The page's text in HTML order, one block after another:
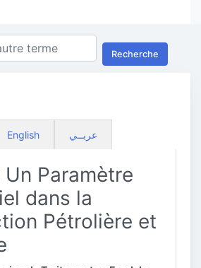
Recherche
English عربــي
Un Paramètre
dans la
Pétrolière et